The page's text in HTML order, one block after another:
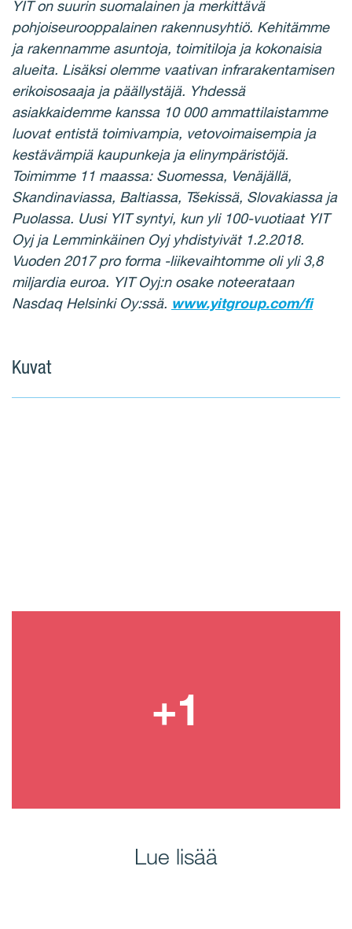
YIT on suurin suomalainen ja merkittävä
pohjoiseurooppalainen rakennusyhtiö. Kehitämme
ja rakennamme asuntoja, toimitiloja ja kokonaisia
alueita. Lisäksi olemme vaativan infrarakentamisen
erikoisosaaja ja päällystäjä. Yhdessä
asiakkaidemme kanssa 10 000 ammattilaistamme
luovat entistä toimivampia, vetovoimaisempia ja
kestävämpiä kaupunkeja ja elinympäristöjä.
Toimimme 11 maassa: Suomessa, Venäjällä,
Skandinaviassa, Baltiassa, Tšekissä, Slovakiassa ja
Puolassa. Uusi YIT syntyi, kun yli 100-vuotiaat YIT
Oyj ja Lemminkäinen Oyj yhdistyivät 1.2.2018.
Vuoden 2017 pro forma -liikevaihtomme oli yli 3,8
miljardia euroa. YIT Oyj:n osake noteerataan
Nasdaq Helsinki Oy:ssä. www.yitgroup.com/fi
Kuvat
Lue lisää